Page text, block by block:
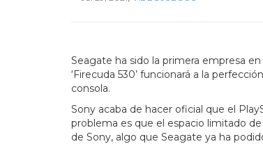
Seagate ha sido la primera empresa
‘Firecuda 530’ funcionará a la
consola.
Sony acaba de hacer oficial que el
problema es que el espacio limitado
de Sony, algo que Seagate ya ha